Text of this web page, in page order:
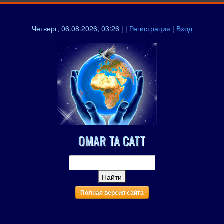
Четверг, 06.08.2026, 03:26 | | Регистрация | Вход
OMAR TA CATT
Полная версия сайта